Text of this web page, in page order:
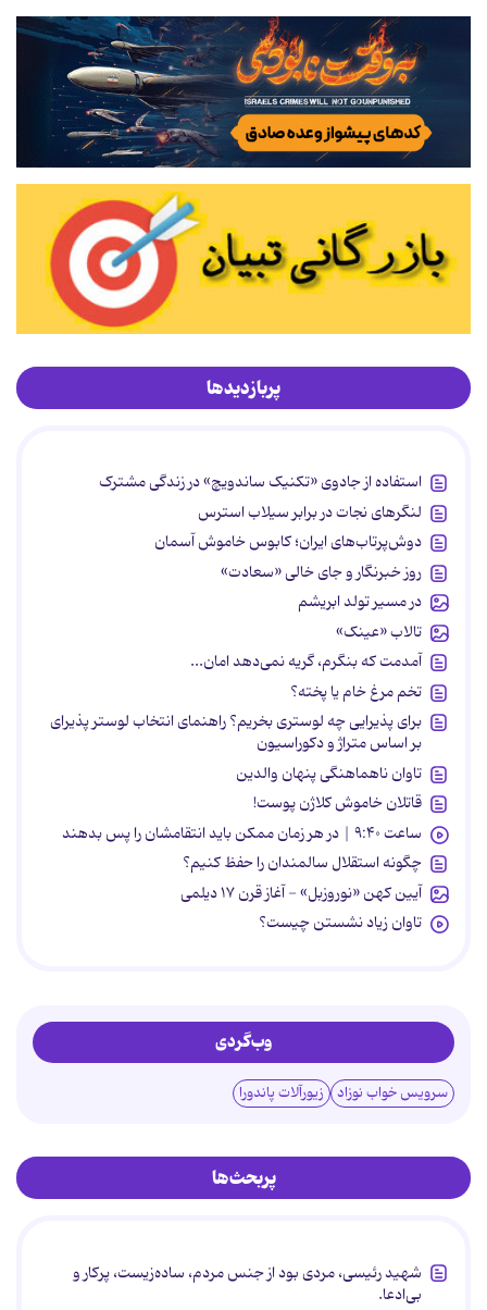
پربازدیدها
استفاده از جادوی «تکنیک ساندویچ» در زندگی مشترک
لنگرهای نجات در برابر سیلاب استرس
دوش‌پرتاب‌های ایران؛ کابوس خاموش آسمان
روز خبرنگار و جای خالی «سعادت»
در مسیر تولد ابریشم
تالاب «عینک»
آمدمت که بنگرم، گریه نمی‌دهد امان...
تخم مرغ خام یا پخته؟
برای پذیرایی چه لوستری بخریم؟ راهنمای انتخاب لوستر پذیرای
بر اساس متراژ و دکوراسیون
تاوان ناهماهنگی پنهان والدین
قاتلان خاموش کلاژن پوست!
ساعت ۹:۴۰ | در هر زمان ممکن باید انتقامشان را پس بدهند
چگونه استقلال سالمندان را حفظ کنیم؟
آیین کهن «نوروزبل» - آغاز قرن ۱۷ دیلمی
تاوان زیاد نشستن چیست؟
وب‌گردی
سرویس خواب نوزاد زیورآلات پاندورا
پربحث‌ها
شهید رئیسی، مردی بود از جنس مردم، ساده‌زیست، پرکار و
بی‌ادعا.